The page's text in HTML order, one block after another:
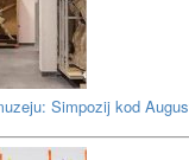
Simpozij kod